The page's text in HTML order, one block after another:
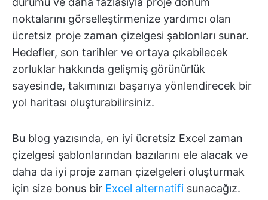
noktalarını görselleştirmenize yardımcı olan
ücretsiz proje zaman çizelgesi şablonları sunar.
Hedefler, son tarihler ve ortaya çıkabilecek
zorluklar hakkında gelişmiş görünürlük
sayesinde, takımınızı başarıya yönlendirecek bir
yol haritası oluşturabilirsiniz.
Bu blog yazısında, en iyi ücretsiz Excel zaman
çizelgesi şablonlarından bazılarını ele alacak ve
daha da iyi proje zaman çizelgeleri oluşturmak
için size bonus bir Excel alternatifi sunacağız.